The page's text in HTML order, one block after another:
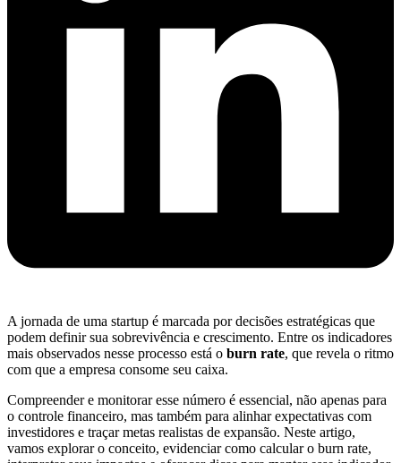
A jornada de uma startup é marcada por decisões estratégicas que
podem definir sua sobrevivência e crescimento. Entre os indicadores
mais observados nesse processo está o burn rate, que revela o ritmo
com que a empresa consome seu caixa.
Compreender e monitorar esse número é essencial, não apenas para
o controle financeiro, mas também para alinhar expectativas com
investidores e traçar metas realistas de expansão. Neste artigo,
vamos explorar o conceito, evidenciar como calcular o burn rate,